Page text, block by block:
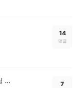
14
댓글
부산도서관 특별전시 < 부산의 기억 > 어릴 때 기억이 새록새록^^ 7